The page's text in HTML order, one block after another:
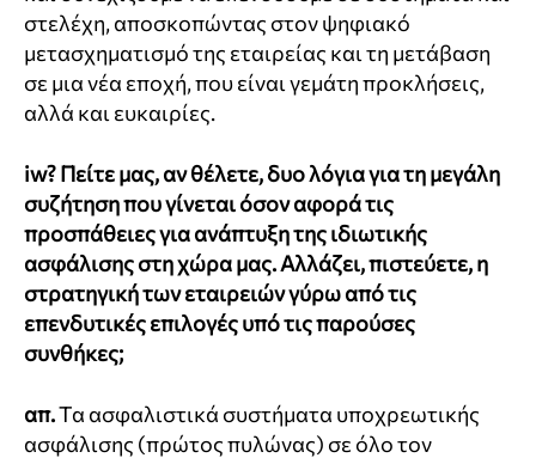
στελέχη, αποσκοπώντας στον ψηφιακό
μετασχηματισμό της εταιρείας και τη μετάβαση
σε μια νέα εποχή, που είναι γεμάτη προκλήσεις,
αλλά και ευκαιρίες.
iw?Πείτε μας, αν θέλετε, δυο λόγια για τη μεγάλη
συζήτηση που γίνεται όσον αφορά τις
προσπάθειες για ανάπτυξη της ιδιωτικής
ασφάλισης στη χώρα μας. Αλλάζει, πιστεύετε, η
στρατηγική των εταιρειών γύρω από τις
επενδυτικές επιλογές υπό τις παρούσες
συνθήκες;
απ.Τα ασφαλιστικά συστήματα υποχρεωτικής
ασφάλισης (πρώτος πυλώνας) σε όλο τον